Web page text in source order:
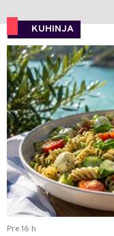
KUHINJA
Pre 16 h